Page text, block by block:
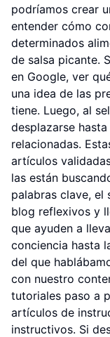
podríamos crear
entender cómo
determinados
de salsa picante.
en Google, ver
una idea de las
tiene. Luego, al
desplazarse
relacionadas.
artículos
las están
palabras clave, el
blog reflexivos y
que ayuden a
conciencia hasta
del que
con nuestro
tutoriales paso a
artículos de
instructivos. Si